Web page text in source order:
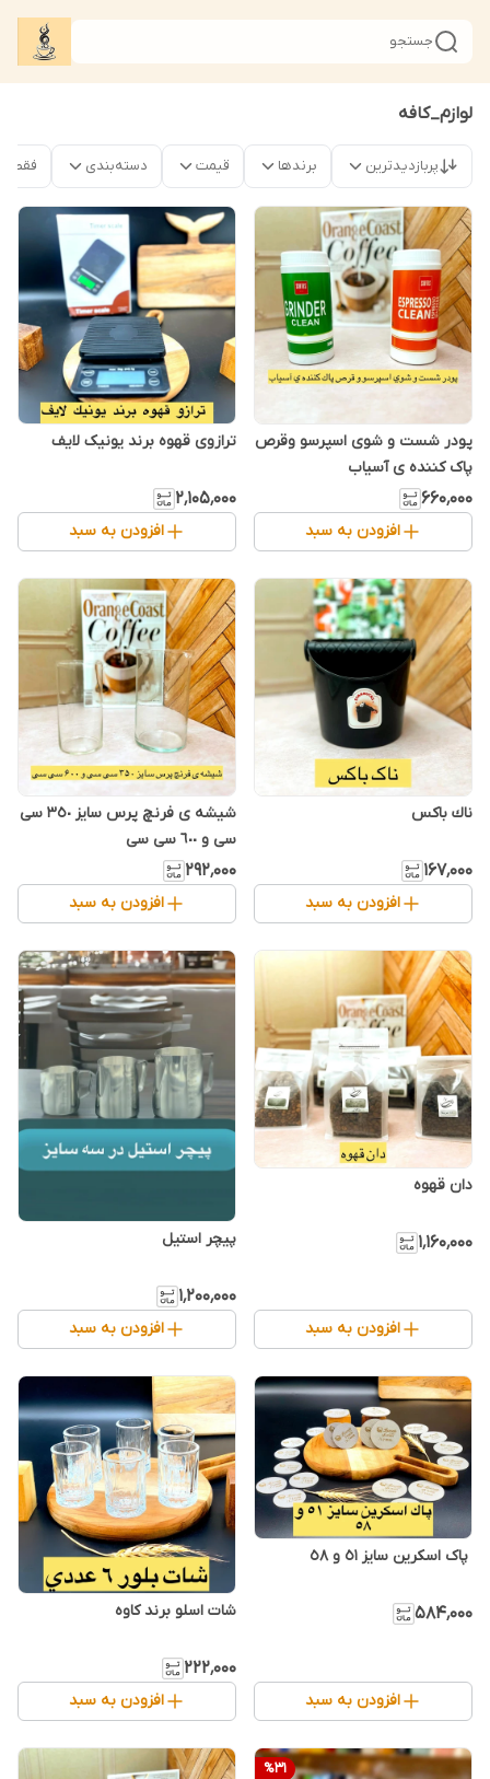
جستجو
لوازم_کافه
پربازدیدترین برندها قیمت دسته‌بندی فقط
پودر شست و شوی اسپرسو وقرص
پاک کننده ی آسیاب
۶۶۰٬۰۰۰
افزودن به سبد
ترازوی قهوه برند یونیک لایف
۲٬۱۰۵٬۰۰۰
افزودن به سبد
ناك باكس
۱۶۷٬۰۰۰
افزودن به سبد
شیشه ی فرنچ پرس سایز ٣٥٠ سی
سی و ٦٠٠ سی سی
۲۹۲٬۰۰۰
افزودن به سبد
دان قهوه
۱٬۱۶۰٬۰۰۰
افزودن به سبد
۱٬۲۰۰٬۰۰۰
افزودن به سبد
۵۸۴٬۰۰۰
افزودن به سبد
شات اسلو برند کاوه
۲۲۲٬۰۰۰
افزودن به سبد
%31